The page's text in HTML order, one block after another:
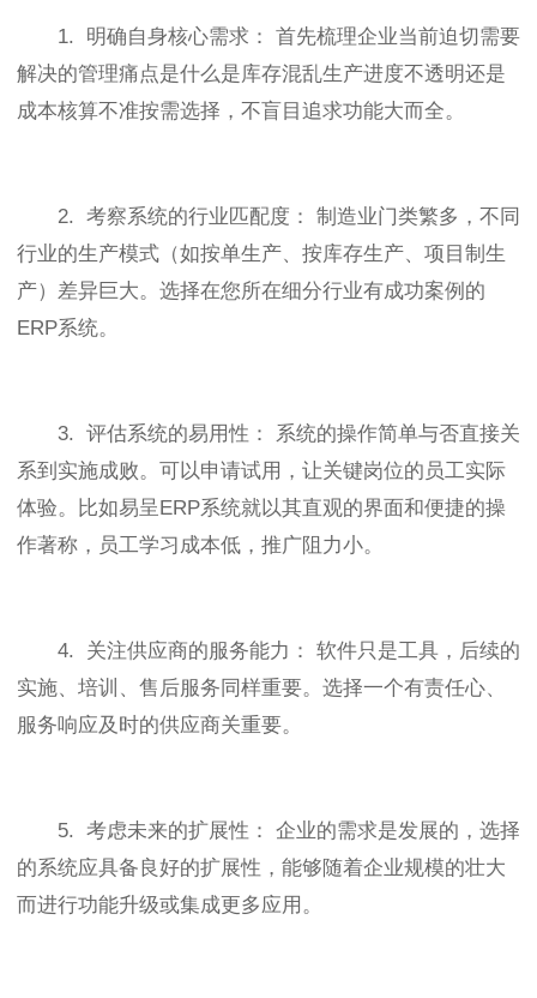
1. 明确自身核心需求： 首先梳理企业当前迫切需要
解决的管理痛点是什么是库存混乱生产进度不透明还是
成本核算不准按需选择，不盲目追求功能大而全。
2. 考察系统的行业匹配度： 制造业门类繁多，不同
行业的生产模式（如按单生产、按库存生产、项目制生
产）差异巨大。选择在您所在细分行业有成功案例的
ERP系统。
3. 评估系统的易用性： 系统的操作简单与否直接关
系到实施成败。可以申请试用，让关键岗位的员工实际
体验。比如易呈ERP系统就以其直观的界面和便捷的操
作著称，员工学习成本低，推广阻力小。
4. 关注供应商的服务能力： 软件只是工具，后续的
实施、培训、售后服务同样重要。选择一个有责任心、
服务响应及时的供应商关重要。
5. 考虑未来的扩展性： 企业的需求是发展的，选择
的系统应具备良好的扩展性，能够随着企业规模的壮大
而进行功能升级或集成更多应用。